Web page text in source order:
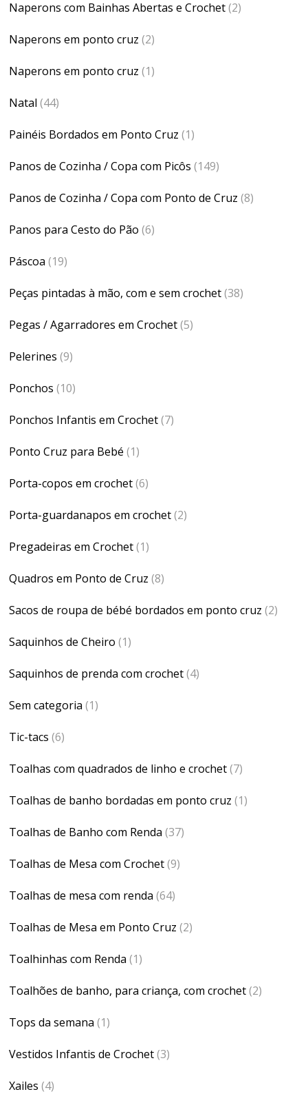
Naperons com Bainhas Abertas e Crochet(2)
Naperons em ponto cruz (2)
Naperons em ponto cruz (1)
Natal (44)
Painéis Bordados em Ponto Cruz (1)
Panos de Cozinha / Copa com Picôs (149)
Panos de Cozinha / Copa com Ponto de Cruz (8)
Panos para Cesto do Pão (6)
Páscoa (19)
Peças pintadas à mão, com e sem crochet(38)
Pegas / Agarradores em Crochet(5)
Pelerines (9)
Ponchos (10)
Ponchos Infantis em Crochet(7)
Ponto Cruz para Bebé (1)
Porta-copos em crochet(6)
Porta-guardanapos em crochet(2)
Pregadeiras em Crochet(1)
Quadros em Ponto de Cruz (8)
Sacos de roupa de bébé bordados em ponto cruz (2)
Saquinhos de Cheiro (1)
Saquinhos de prenda com crochet(4)
Sem categoria (1)
Tic-tacs (6)
Toalhas com quadrados de linho e crochet(7)
Toalhas de banho bordadas em ponto cruz (1)
Toalhas de Banho com Renda (37)
Toalhas de Mesa com Crochet(9)
Toalhas de mesa com renda (64)
Toalhas de Mesa em Ponto Cruz (2)
Toalhinhas com Renda (1)
Toalhões de banho, para criança, com crochet(2)
Tops da semana (1)
Vestidos Infantis de Crochet(3)
Xailes (4)